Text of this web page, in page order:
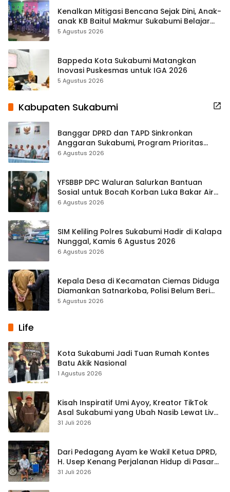
Kenalkan Mitigasi Bencana Sejak Dini, Anak-
anak KB Baitul Makmur Sukabumi Belajar
Lewat Boneka Tangan
5 Agustus 2026
Bappeda Kota Sukabumi Matangkan
Inovasi Puskesmas untuk IGA 2026
5 Agustus 2026
Kabupaten Sukabumi
Banggar DPRD dan TAPD Sinkronkan
Anggaran Sukabumi, Program Prioritas
hingga Pendapatan Dibahas
6 Agustus 2026
YFSBBP DPC Waluran Salurkan Bantuan
Sosial untuk Bocah Korban Luka Bakar Air
Panas
6 Agustus 2026
SIM Keliling Polres Sukabumi Hadir di Kalapa
Nunggal, Kamis 6 Agustus 2026
6 Agustus 2026
Kepala Desa di Kecamatan Ciemas Diduga
Diamankan Satnarkoba, Polisi Belum Beri
Penjelasan Resmi
5 Agustus 2026
Life
Kota Sukabumi Jadi Tuan Rumah Kontes
Batu Akik Nasional
1 Agustus 2026
Kisah Inspiratif Umi Ayoy, Kreator TikTok
Asal Sukabumi yang Ubah Nasib Lewat Live
Streaming
31 Juli 2026
Dari Pedagang Ayam ke Wakil Ketua DPRD,
H. Usep Kenang Perjalanan Hidup di Pasar
Cisaat
31 Juli 2026